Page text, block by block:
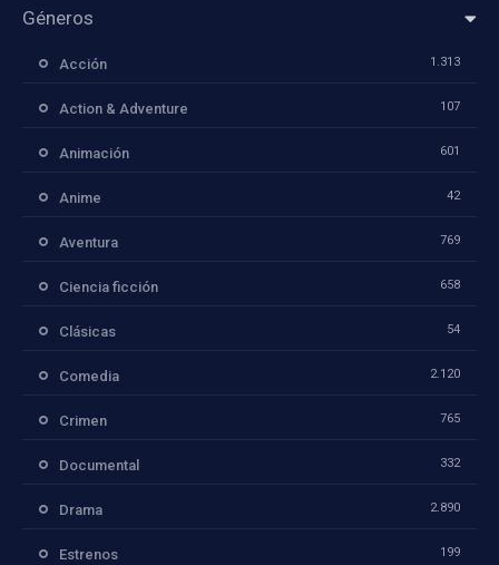
Géneros
Acción 1.313
Action & Adventure 107
Animación 601
Anime 42
Aventura 769
Ciencia ficción 658
Clásicas 54
Comedia 2.120
Crimen 765
Documental 332
Drama 2.890
Estrenos 199